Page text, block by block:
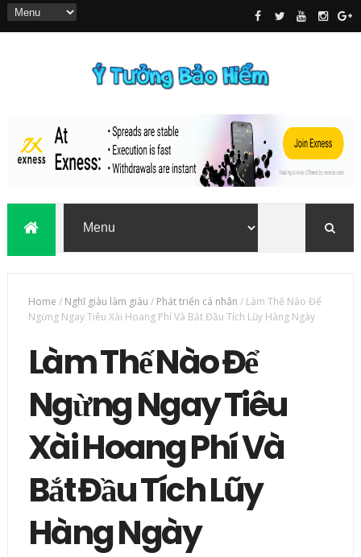
Home / Nghĩ giàu làm giàu / Phát triển cá nhân / Làm Thế Nào Để
Ngừng Ngay Tiêu Xài Hoang Phí Và Bắt Đầu Tích Lũy Hàng Ngày
Làm Thế Nào Để
Ngừng Ngay Tiêu
Xài Hoang Phí Và
Bắt Đầu Tích Lũy
Hàng Ngày